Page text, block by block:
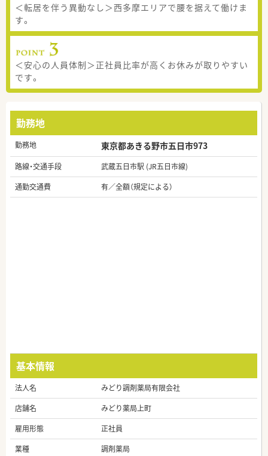
＜転居を伴う異動なし＞西多摩エリアで腰を据えて働けま
す。
＜安心の人員体制＞正社員比率が高くお休みが取りやすい
です。
勤務地
勤務地 東京都あきる野市五日市973
路線・交通手段
武蔵五日市駅 (JR五日市線)
通勤交通費
有／全額（規定による）
基本情報
法人名
みどり調剤薬局有限会社
店舗名
みどり薬局上町
雇用形態
正社員
業種
調剤薬局